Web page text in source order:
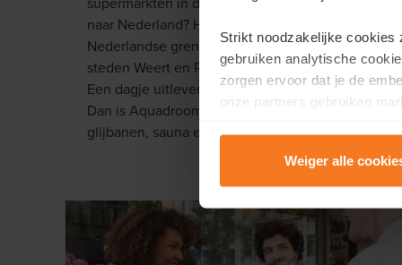
Strikt noodzakelijke cookies
gebruiken analytische
zorgen ervoor dat je de
onze partners gebruiken
Lees er meer over in onze
Weiger alle
naar Nederland? Het kan, want ook de
Nederlandse grens ligt niet ver weg en zijn de
steden Weert en Roermond vlot te bereiken.
Een dagje uitleven met de kinderen of relaxen?
Dan is Aquadroom met haar spectaculaire
glijbanen, sauna en wellness vast iets voor jullie.